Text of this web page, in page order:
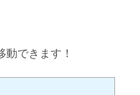
できます！